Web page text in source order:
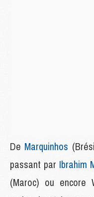
De Marquinhos
passant par Ibrahim
(Maroc) ou encore